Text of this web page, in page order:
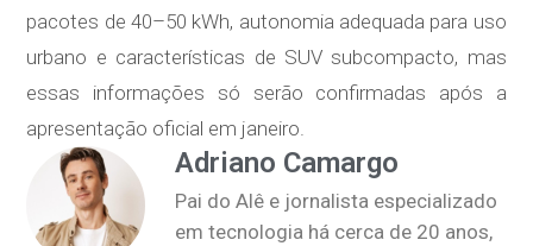
pacotes de 40–50 kWh, autonomia adequada para uso
urbano e características de SUV subcompacto, mas
essas informações só serão confirmadas após a
apresentação oficial em janeiro.
Adriano Camargo
Pai do Alê e jornalista especializado
em tecnologia há cerca de 20 anos,